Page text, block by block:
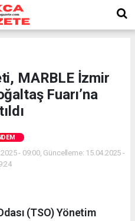
MARBLE İzmir
Fuarı’na
- 09:00, Güncelleme: 15.04.2025 -
(TSO) Yönetim